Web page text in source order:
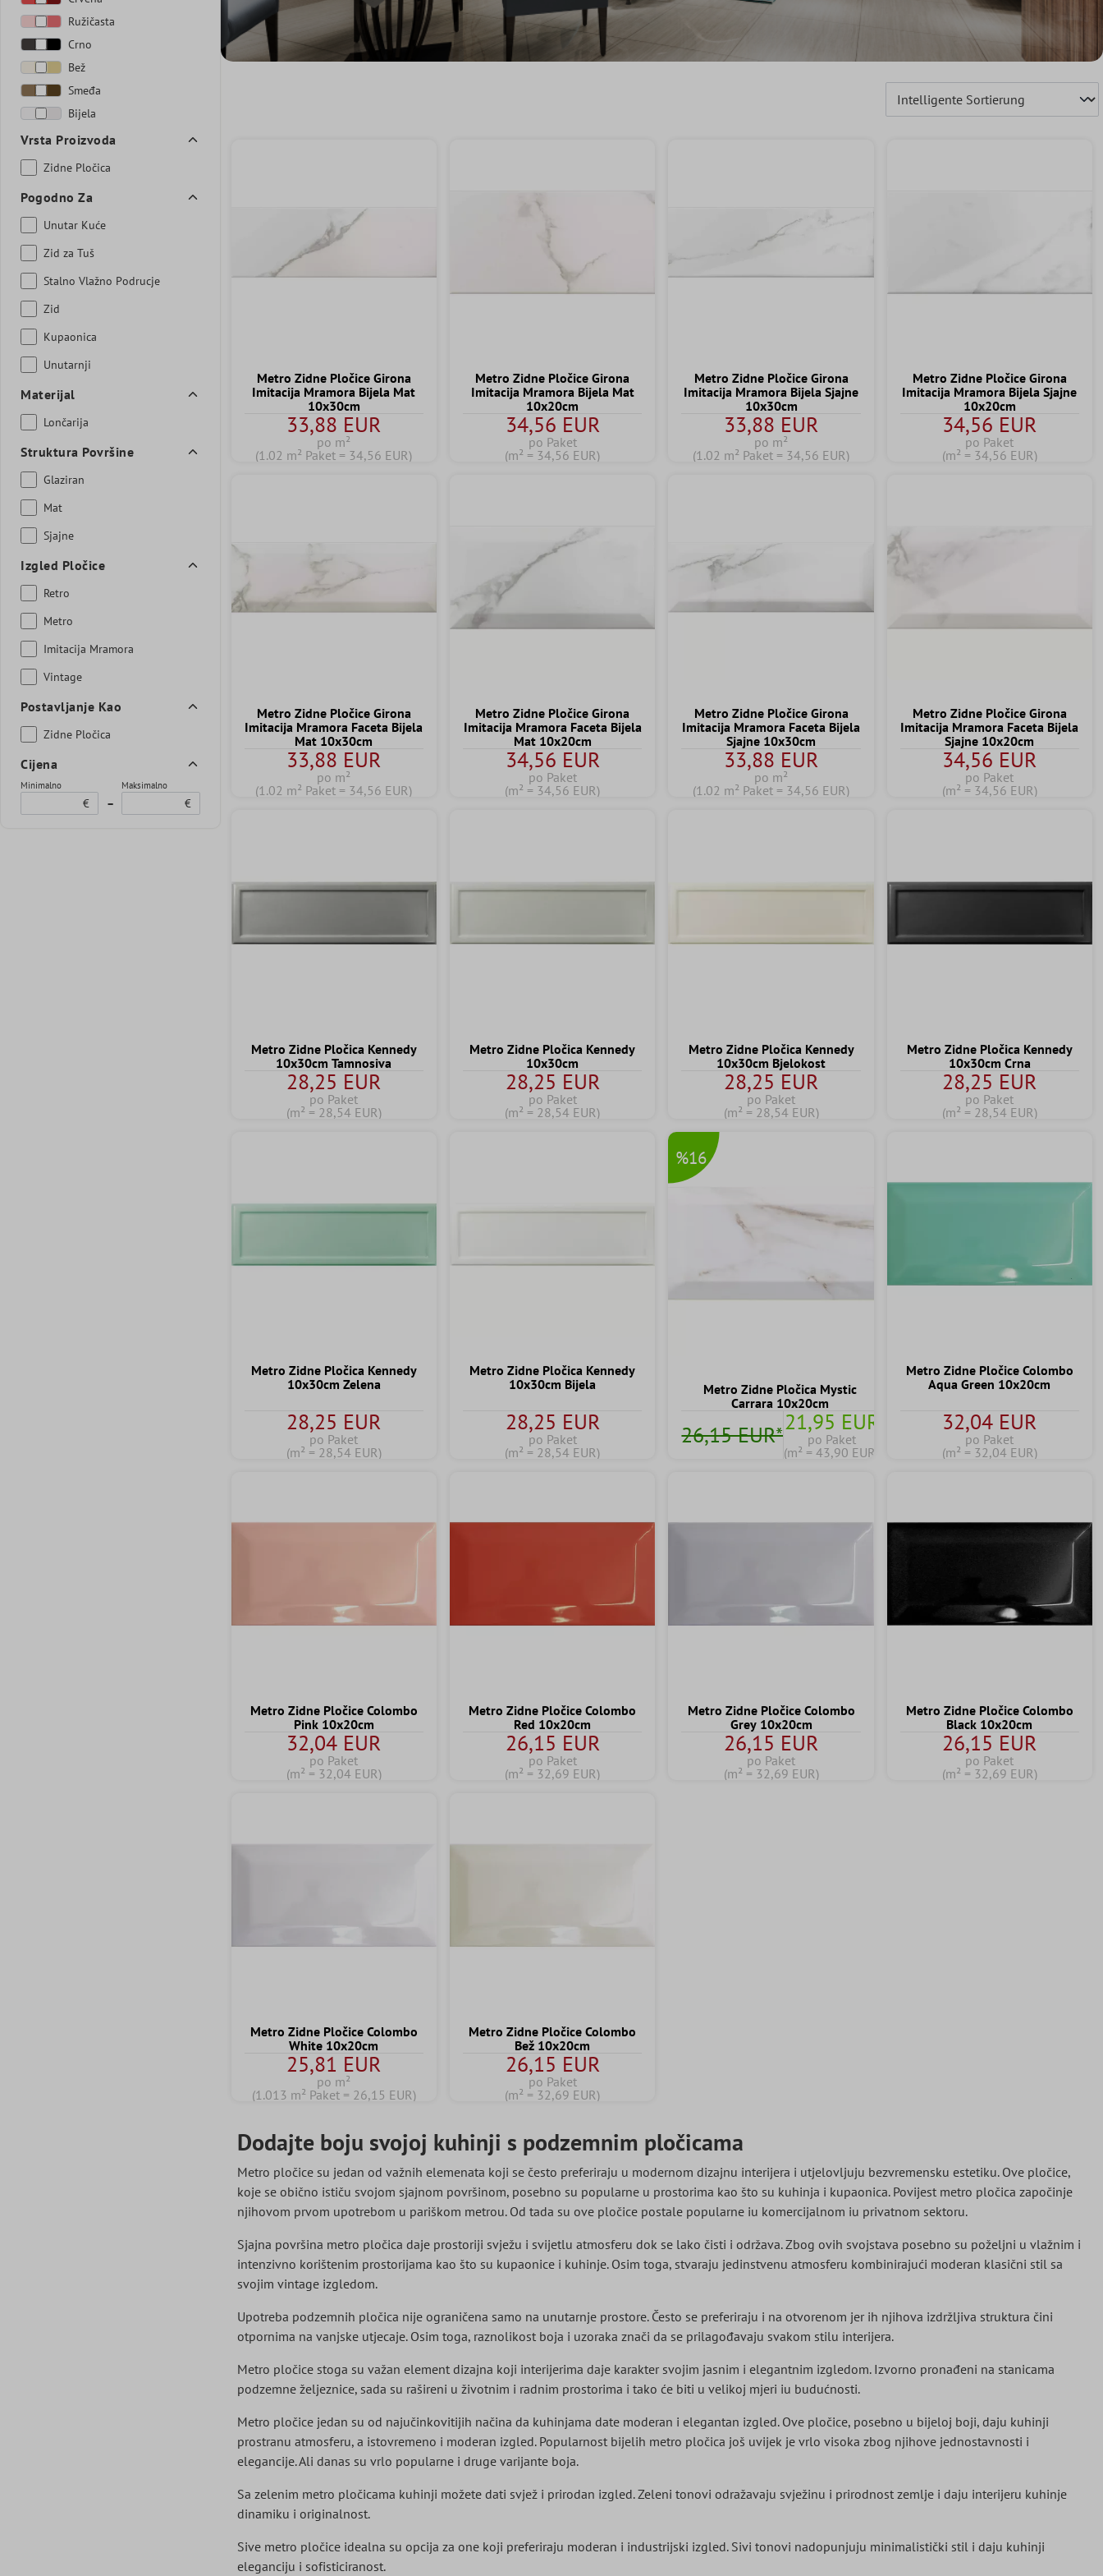
Ružičasta
Crno
Bež
Smeđa
Bijela
Vrsta Proizvoda
Zidne Pločica
Pogodno Za
Unutar Kuće
Zid za Tuš
Stalno Vlažno Podrucje
Zid
Kupaonica
Unutarnji
Materijal
Lončarija
Struktura Površine
Glaziran
Mat
Sjajne
Izgled Pločice
Retro
Metro
Imitacija Mramora
Vintage
Postavljanje Kao
Zidne Pločica
Cijena
Minimalno
€ –
Maksimalno
€
Metro Zidne Pločice Girona
Imitacija Mramora Bijela Mat
10x30cm
33,88 EUR
po m²
(1.02 m² Paket = 34,56 EUR)
Metro Zidne Pločice Girona
Imitacija Mramora Bijela Mat
10x20cm
34,56 EUR
po Paket
(m² = 34,56 EUR)
Metro Zidne Pločice Girona
Imitacija Mramora Bijela Sjajne
10x30cm
33,88 EUR
po m²
(1.02 m² Paket = 34,56 EUR)
Metro Zidne Pločice Girona
Imitacija Mramora Bijela Sjajne
10x20cm
34,56 EUR
po Paket
(m² = 34,56 EUR)
Metro Zidne Pločice Girona
Imitacija Mramora Faceta Bijela
Mat 10x30cm
33,88 EUR
po m²
(1.02 m² Paket = 34,56 EUR)
Metro Zidne Pločice Girona
Imitacija Mramora Faceta Bijela
Mat 10x20cm
34,56 EUR
po Paket
(m² = 34,56 EUR)
Metro Zidne Pločice Girona
Imitacija Mramora Faceta Bijela
Sjajne 10x30cm
33,88 EUR
po m²
(1.02 m² Paket = 34,56 EUR)
Metro Zidne Pločice Girona
Imitacija Mramora Faceta Bijela
Sjajne 10x20cm
34,56 EUR
po Paket
(m² = 34,56 EUR)
Metro Zidne Pločica Kennedy
10x30cm Tamnosiva
28,25 EUR
po Paket
(m² = 28,54 EUR)
Metro Zidne Pločica Kennedy
10x30cm
28,25 EUR
po Paket
(m² = 28,54 EUR)
Metro Zidne Pločica Kennedy
10x30cm Bjelokost
28,25 EUR
po Paket
(m² = 28,54 EUR)
Metro Zidne Pločica Kennedy
10x30cm Crna
28,25 EUR
po Paket
(m² = 28,54 EUR)
Metro Zidne Pločica Kennedy
10x30cm Zelena
28,25 EUR
po Paket
(m² = 28,54 EUR)
Metro Zidne Pločica Kennedy
10x30cm Bijela
28,25 EUR
po Paket
(m² = 28,54 EUR)
%16
Metro Zidne Pločica Mystic
Carrara 10x20cm
26,15 EUR*21,95 EUR
po Paket
(m² = 43,90 EUR)
Metro Zidne Pločice Colombo
Aqua Green 10x20cm
32,04 EUR
po Paket
(m² = 32,04 EUR)
Metro Zidne Pločice Colombo
Pink 10x20cm
32,04 EUR
po Paket
(m² = 32,04 EUR)
Metro Zidne Pločice Colombo
Red 10x20cm
26,15 EUR
po Paket
(m² = 32,69 EUR)
Metro Zidne Pločice Colombo
Grey 10x20cm
26,15 EUR
po Paket
(m² = 32,69 EUR)
Metro Zidne Pločice Colombo
Black 10x20cm
26,15 EUR
po Paket
(m² = 32,69 EUR)
Metro Zidne Pločice Colombo
White 10x20cm
25,81 EUR
po m²
(1.013 m² Paket = 26,15 EUR)
Metro Zidne Pločice Colombo
Bež 10x20cm
26,15 EUR
po Paket
(m² = 32,69 EUR)
Dodajte boju svojoj kuhinji s podzemnim pločicama
Metro pločice su jedan od važnih elemenata koji se često preferiraju u modernom dizajnu interijera i utjelovljuju bezvremensku estetiku. Ove pločice,
koje se obično ističu svojom sjajnom površinom, posebno su popularne u prostorima kao što su kuhinja i kupaonica. Povijest metro pločica započinje
njihovom prvom upotrebom u pariškom metrou. Od tada su ove pločice postale popularne iu komercijalnom iu privatnom sektoru.
Sjajna površina metro pločica daje prostoriji svježu i svijetlu atmosferu dok se lako čisti i održava. Zbog ovih svojstava posebno su poželjni u vlažnim i
intenzivno korištenim prostorijama kao što su kupaonice i kuhinje. Osim toga, stvaraju jedinstvenu atmosferu kombinirajući moderan klasični stil sa
svojim vintage izgledom.
Upotreba podzemnih pločica nije ograničena samo na unutarnje prostore. Često se preferiraju i na otvorenom jer ih njihova izdržljiva struktura čini
otpornima na vanjske utjecaje. Osim toga, raznolikost boja i uzoraka znači da se prilagođavaju svakom stilu interijera.
Metro pločice stoga su važan element dizajna koji interijerima daje karakter svojim jasnim i elegantnim izgledom. Izvorno pronađeni na stanicama
podzemne željeznice, sada su rašireni u životnim i radnim prostorima i tako će biti u velikoj mjeri iu budućnosti.
Metro pločice jedan su od najučinkovitijih načina da kuhinjama date moderan i elegantan izgled. Ove pločice, posebno u bijeloj boji, daju kuhinji
prostranu atmosferu, a istovremeno i moderan izgled. Popularnost bijelih metro pločica još uvijek je vrlo visoka zbog njihove jednostavnosti i
elegancije. Ali danas su vrlo popularne i druge varijante boja.
Sa zelenim metro pločicama kuhinji možete dati svjež i prirodan izgled. Zeleni tonovi odražavaju svježinu i prirodnost zemlje i daju interijeru kuhinje
dinamiku i originalnost.
Sive metro pločice idealna su opcija za one koji preferiraju moderan i industrijski izgled. Sivi tonovi nadopunjuju minimalistički stil i daju kuhinji
eleganciju i sofisticiranost.